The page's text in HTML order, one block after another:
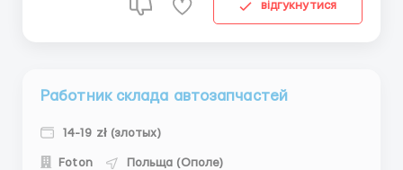
линии — 18,85 злотых в час нетто, если ты ...
відгукнутися
Работник склада автозапчастей
14-19 zł (злотых)
Foton Польща (Ополе)